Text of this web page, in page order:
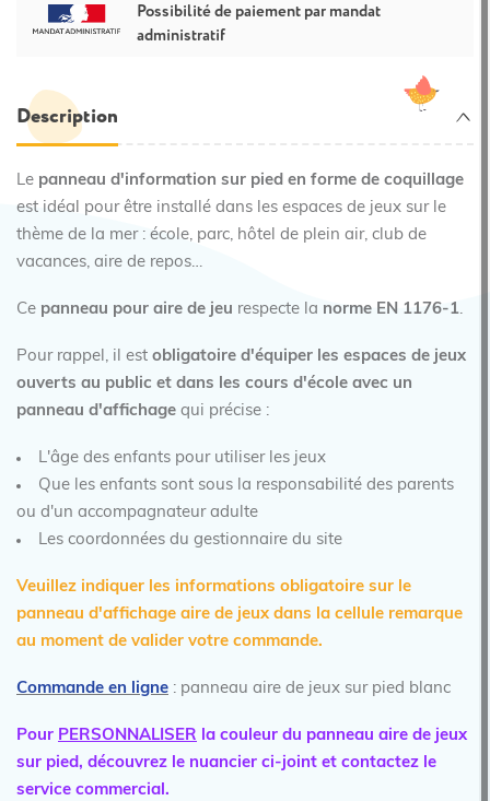
Possibilité de paiement par mandat
administratif
Description
Le panneau d'information sur pied en forme de coquillage
est idéal pour être installé dans les espaces de jeux sur le
thème de la mer : école, parc, hôtel de plein air, club de
vacances, aire de repos…
Ce panneau pour aire de jeu respecte la norme EN 1176-1.
Pour rappel, il est obligatoire d'équiper les espaces de jeux
ouverts au public et dans les cours d'école avec un
panneau d'affichage qui précise :
L'âge des enfants pour utiliser les jeux
Que les enfants sont sous la responsabilité des parents
ou d'un accompagnateur adulte
Les coordonnées du gestionnaire du site
Veuillez indiquer les informations obligatoire sur le
panneau d'affichage aire de jeux dans la cellule remarque
au moment de valider votre commande.
Commande en ligne : panneau aire de jeux sur pied blanc
Pour PERSONNALISER la couleur du panneau aire de jeux
sur pied, découvrez le nuancier ci-joint et contactez le
service commercial.